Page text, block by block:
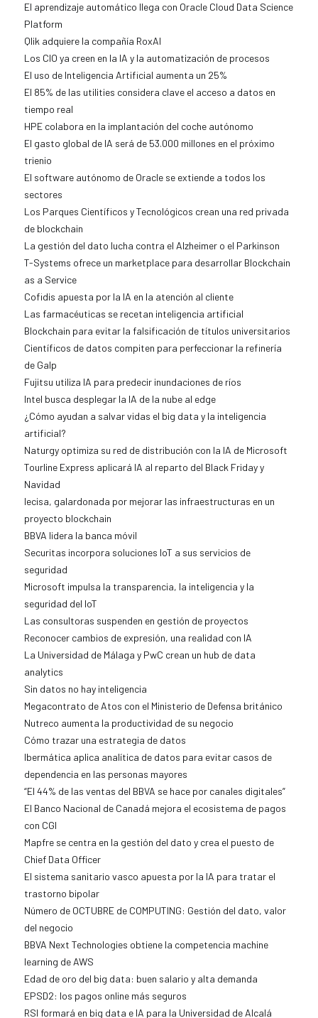
El aprendizaje automático llega con Oracle Cloud Data Science
Platform
Qlik adquiere la compañía RoxAI
Los CIO ya creen en la IA y la automatización de procesos
El uso de Inteligencia Artificial aumenta un 25%
El 85% de las utilities considera clave el acceso a datos en
tiempo real
HPE colabora en la implantación del coche autónomo
El gasto global de IA será de 53.000 millones en el próximo
trienio
El software autónomo de Oracle se extiende a todos los
sectores
Los Parques Científicos y Tecnológicos crean una red privada
de blockchain
La gestión del dato lucha contra el Alzheimer o el Parkinson
T-Systems ofrece un marketplace para desarrollar Blockchain
as a Service
Cofidis apuesta por la IA en la atención al cliente
Las farmacéuticas se recetan inteligencia artificial
Blockchain para evitar la falsificación de títulos universitarios
Científicos de datos compiten para perfeccionar la refinería
de Galp
Fujitsu utiliza IA para predecir inundaciones de ríos
Intel busca desplegar la IA de la nube al edge
¿Cómo ayudan a salvar vidas el big data y la inteligencia
artificial?
Naturgy optimiza su red de distribución con la IA de Microsoft
Tourline Express aplicará IA al reparto del Black Friday y
Navidad
Iecisa, galardonada por mejorar las infraestructuras en un
proyecto blockchain
BBVA lidera la banca móvil
Securitas incorpora soluciones IoT a sus servicios de
seguridad
Microsoft impulsa la transparencia, la inteligencia y la
seguridad del IoT
Las consultoras suspenden en gestión de proyectos
Reconocer cambios de expresión, una realidad con IA
La Universidad de Málaga y PwC crean un hub de data
analytics
Sin datos no hay inteligencia
Megacontrato de Atos con el Ministerio de Defensa británico
Nutreco aumenta la productividad de su negocio
Cómo trazar una estrategia de datos
Ibermática aplica analítica de datos para evitar casos de
dependencia en las personas mayores
“El 44% de las ventas del BBVA se hace por canales digitales”
El Banco Nacional de Canadá mejora el ecosistema de pagos
con CGI
Mapfre se centra en la gestión del dato y crea el puesto de
Chief Data Officer
El sistema sanitario vasco apuesta por la IA para tratar el
trastorno bipolar
Número de OCTUBRE de COMPUTING: Gestión del dato, valor
del negocio
BBVA Next Technologies obtiene la competencia machine
learning de AWS
Edad de oro del big data: buen salario y alta demanda
EPSD2: los pagos online más seguros
RSI formará en big data e IA para la Universidad de Alcalá